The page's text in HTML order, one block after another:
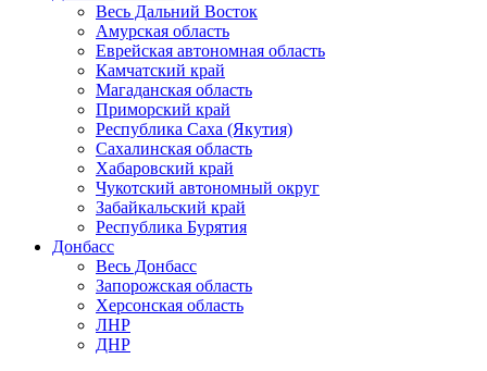
Весь Дальний Восток
Амурская область
Еврейская автономная область
Камчатский край
Магаданская область
Приморский край
Республика Саха (Якутия)
Сахалинская область
Хабаровский край
Чукотский автономный округ
Забайкальский край
Республика Бурятия
Донбасс
Весь Донбасс
Запорожская область
Херсонская область
ЛНР
ДНР